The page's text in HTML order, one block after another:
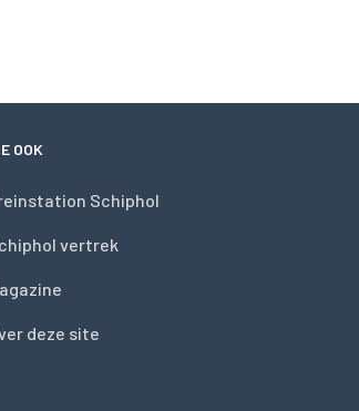
OOK
Schiphol
vertrek
deze site